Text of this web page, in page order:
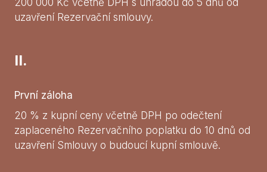
200 000 Kč včetně DPH s úhradou do 5 dnů od
uzavření Rezervační smlouvy.
II.
První záloha
20 % z kupní ceny včetně DPH po odečtení
zaplaceného Rezervačního poplatku do 10 dnů od
uzavření Smlouvy o budoucí kupní smlouvě.